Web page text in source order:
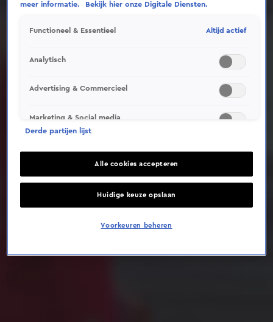
Deze video is niet beschikbaar op je huidige locatie
meer informatie.
Bekijk hier onze Digitale Diensten.
Functioneel & Essentieel Altijd actief
Analytisch
Advertising & Commercieel
Marketing & Social media
Derde partijen lijst
Alle cookies accepteren
Huidige keuze opslaan
Voorkeuren beheren